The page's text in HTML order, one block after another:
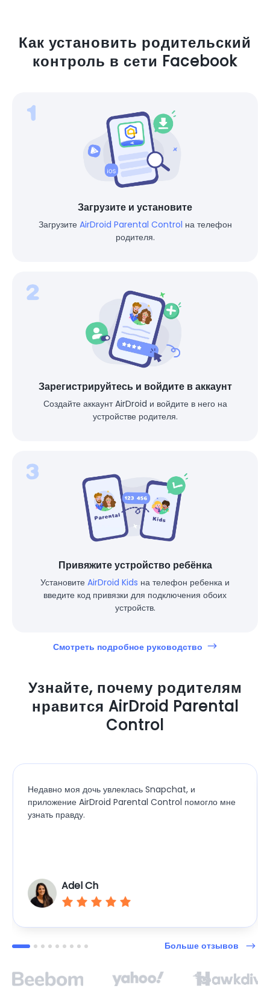
Как установить родительский
контроль в сети Facebook
Загрузите и установите
Загрузите AirDroid Parental Control на телефон
родителя.
Зарегистрируйтесь и войдите в аккаунт
Создайте аккаунт AirDroid и войдите в него на
устройстве родителя.
Привяжите устройство ребёнка
Установите AirDroid Kids на телефон ребенка и
введите код привязки для подключения обоих
устройств.
Смотреть подробное руководство
Узнайте, почему родителям
нравится AirDroid Parental
Control
Недавно моя дочь увлеклась Snapchat, и
приложение AirDroid Parental Control помогло мне
узнать правду.
Adel Ch
Больше отзывов